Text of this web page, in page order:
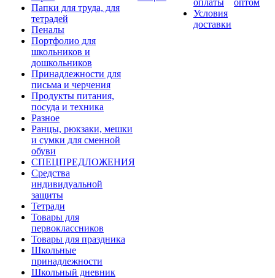
Папки для труда, для
тетрадей
Пеналы
Портфолио для
школьников и
дошкольников
Принадлежности для
письма и черчения
Продукты питания,
посуда и техника
Разное
Ранцы, рюкзаки, мешки
и сумки для сменной
обуви
СПЕЦПРЕДЛОЖЕНИЯ
Средства
индивидуальной
защиты
Тетради
Товары для
первоклассников
Товары для праздника
Школьные
принадлежности
Школьный дневник
Условия
доставки